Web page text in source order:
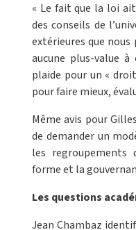
« Le fait que la loi
des conseils de
extérieures que nous
aucune plus-value
plaide pour un «
pour faire mieux,
Même avis pour
de demander un
les regroupements
forme et la
Les questions
Jean Chambaz